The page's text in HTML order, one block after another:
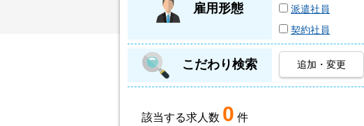
雇用形態
派遣社員
契約社員
こだわり検索 追加・変更
該当する求人数 0 件